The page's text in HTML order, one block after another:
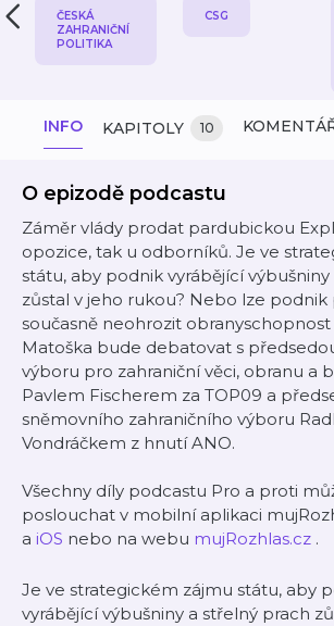
ČESKÁ
ZAHRANIČNÍ
POLITIKA
CSG
INFO KAPITOLY 10
O epizodě podcastu
Záměr vlády prodat pardubickou
opozice, tak u odborníků. Je ve
státu, aby podnik vyrábějící
zůstal v jeho rukou? Nebo lze podnik
současně neohrozit obranyschopnost
Matoška bude debatovat s
výboru pro zahraniční věci, obranu a
Pavlem Fischerem za TOP09 a
sněmovního zahraničního výboru
Vondráčkem z hnutí ANO.
Všechny díly podcastu Pro a proti
poslouchat v mobilní aplikaci
a iOS nebo na webu mujRozhlas.cz .
Je ve strategickém zájmu státu, aby
vyrábějící výbušniny a střelný prach